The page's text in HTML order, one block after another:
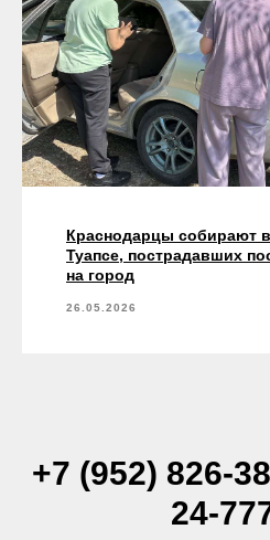
Краснодарцы собирают
Туапсе, пострадавших
на город
26.05.2026
+7 (952) 826-
24-